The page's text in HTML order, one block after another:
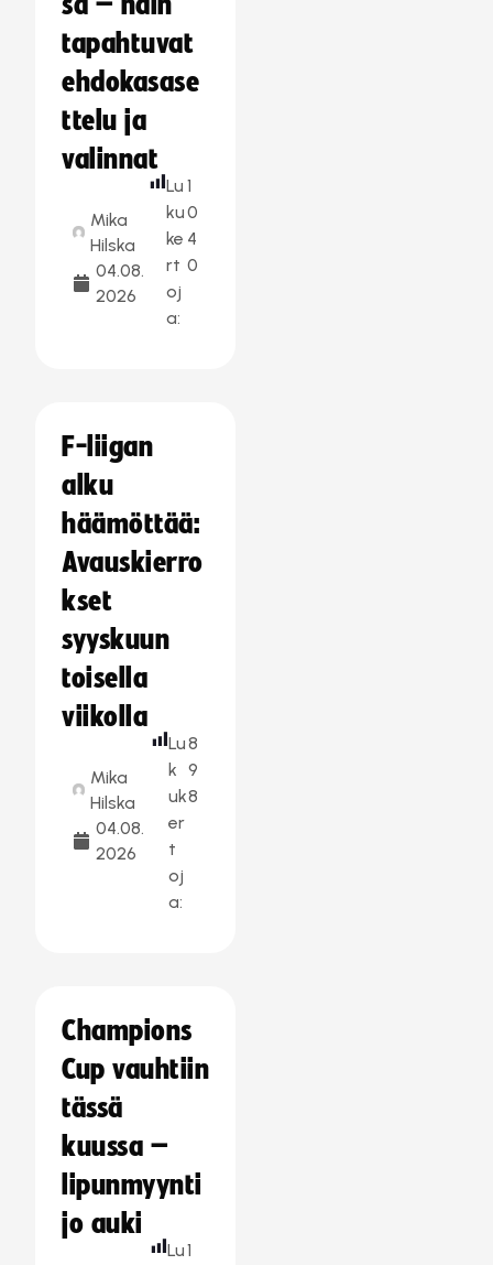
tapahtuvat
ehdokasase
ttelu ja
valinnat
Mika
Hilska
04.08.
2026
Lu
ku
ke
rt
oj
a:
1
0
4
0
F-liigan
alku
häämöttää:
Avauskierro
kset
syyskuun
toisella
viikolla
Mika
Hilska
04.08.
2026
Lu
k
uk
er
t
oj
a:
8
9
8
Champions
Cup vauhtiin
tässä
kuussa –
lipunmyynti
jo auki
Lu1